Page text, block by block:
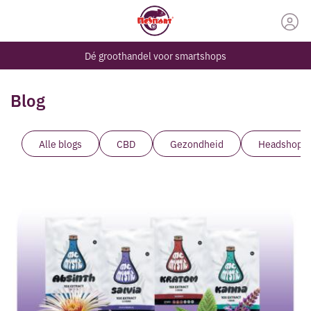
Dé groothandel voor smartshops
Blog
Alle blogs CBD Gezondheid Headshop